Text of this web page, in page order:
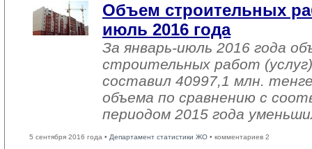
Объем строительных
июль 2016 года
За январь-июль 2016 года
строительных работ
составил 40997,1 млн.
объема по сравнению с
периодом 2015 года
5 сентября 2016 года • Департамент статистики ЖО • комментариев 2